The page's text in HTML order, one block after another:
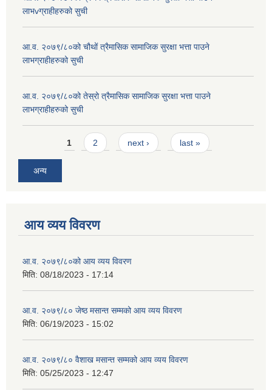
लाभvग्राहीहरुको सुची
आ.व. २०७९/८०को चौथों त्रैमासिक सामाजिक सुरक्षा भत्ता पाउने
लाभग्राहीहरुको सुची
आ.व. २०७९/८०को तेस्रो त्रैमासिक सामाजिक सुरक्षा भत्ता पाउने
लाभग्राहीहरुको सुची
Pages1 2 next › last »
अन्य
आय व्यय विवरण
आ.व. २०७९/८०को आय व्यय विवरण
मिति: 08/18/2023 - 17:14
आ.व. २०७९/८० जेष्ठ मसान्त सम्मको आय व्यय विवरण
मिति: 06/19/2023 - 15:02
आ.व. २०७९/८० वैशाख मसान्त सम्मको आय व्यय विवरण
मिति: 05/25/2023 - 12:47